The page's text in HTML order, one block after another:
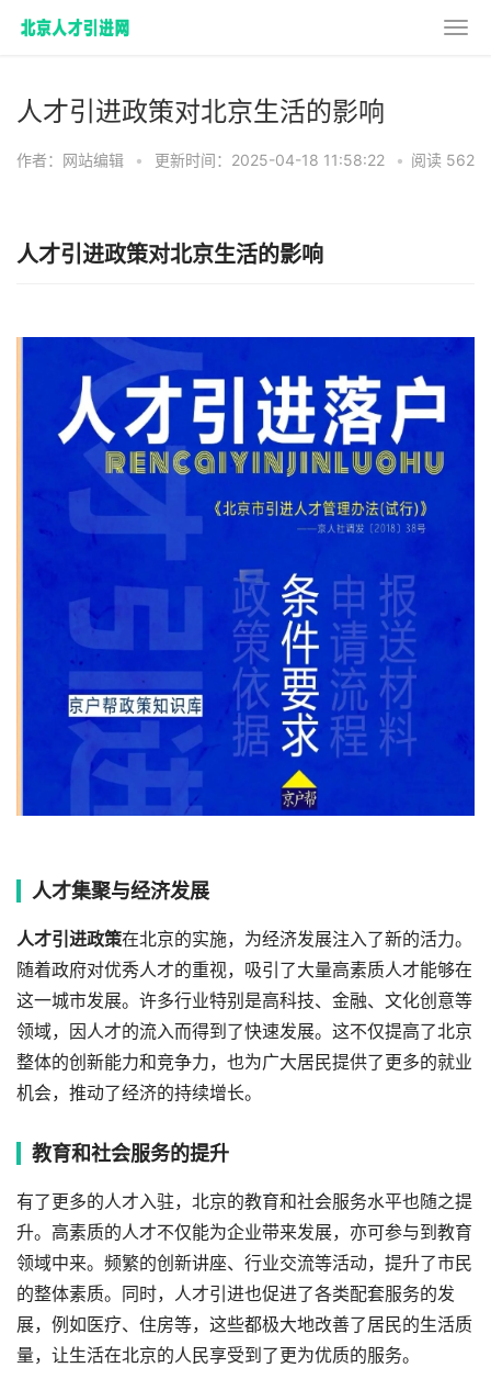
人才引进政策对北京生活的影响
作者：网站编辑 • 更新时间：2025-04-18 11:58:22 • 阅读 562
人才引进政策对北京生活的影响
人才集聚与经济发展
人才引进政策在北京的实施，为经济发展注入了新的活力。
随着政府对优秀人才的重视，吸引了大量高素质人才能够在
这一城市发展。许多行业特别是高科技、金融、文化创意等
领域，因人才的流入而得到了快速发展。这不仅提高了北京
整体的创新能力和竞争力，也为广大居民提供了更多的就业
机会，推动了经济的持续增长。
教育和社会服务的提升
有了更多的人才入驻，北京的教育和社会服务水平也随之提
升。高素质的人才不仅能为企业带来发展，亦可参与到教育
领域中来。频繁的创新讲座、行业交流等活动，提升了市民
的整体素质。同时，人才引进也促进了各类配套服务的发
展，例如医疗、住房等，这些都极大地改善了居民的生活质
量，让生活在北京的人民享受到了更为优质的服务。